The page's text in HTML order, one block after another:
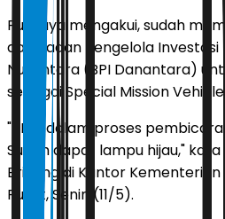
Purbaya mengakui, sudah
dari Badan Pengelola
Nusantara (BPI Danantara)
sebagai Special Mission
"PNM dalam proses
Sudah dapat lampu hijau,"
Briefing di Kantor
Pusat, Senin (11/5).